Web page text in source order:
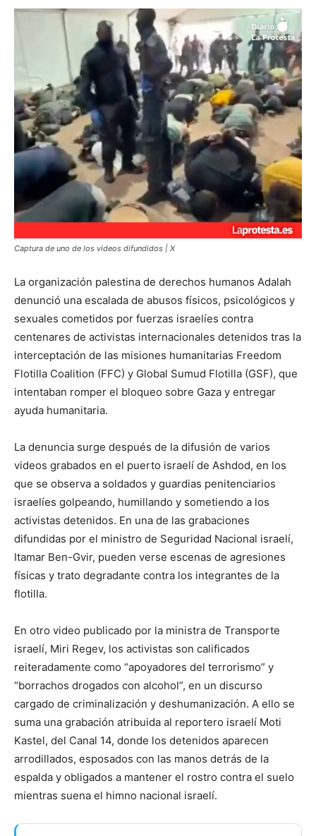
Captura de uno de los videos difundidos | X
La organización palestina de derechos humanos Adalah
denunció una escalada de abusos físicos, psicológicos y
sexuales cometidos por fuerzas israelíes contra
centenares de activistas internacionales detenidos tras la
interceptación de las misiones humanitarias Freedom
Flotilla Coalition (FFC) y Global Sumud Flotilla (GSF), que
intentaban romper el bloqueo sobre Gaza y entregar
ayuda humanitaria.
La denuncia surge después de la difusión de varios
videos grabados en el puerto israelí de Ashdod, en los
que se observa a soldados y guardias penitenciarios
israelíes golpeando, humillando y sometiendo a los
activistas detenidos. En una de las grabaciones
difundidas por el ministro de Seguridad Nacional israelí,
Itamar Ben-Gvir, pueden verse escenas de agresiones
físicas y trato degradante contra los integrantes de la
flotilla.
En otro video publicado por la ministra de Transporte
israelí, Miri Regev, los activistas son calificados
reiteradamente como “apoyadores del terrorismo” y
“borrachos drogados con alcohol”, en un discurso
cargado de criminalización y deshumanización. A ello se
suma una grabación atribuida al reportero israelí Moti
Kastel, del Canal 14, donde los detenidos aparecen
arrodillados, esposados con las manos detrás de la
espalda y obligados a mantener el rostro contra el suelo
mientras suena el himno nacional israelí.